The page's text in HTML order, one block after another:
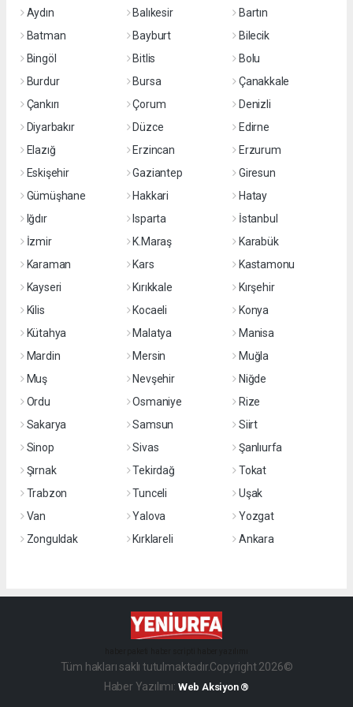
Aydın
Balıkesir
Bartın
Batman
Bayburt
Bilecik
Bingöl
Bitlis
Bolu
Burdur
Bursa
Çanakkale
Çankırı
Çorum
Denizli
Diyarbakır
Düzce
Edirne
Elazığ
Erzincan
Erzurum
Eskişehir
Gaziantep
Giresun
Gümüşhane
Hakkari
Hatay
Iğdır
Isparta
İstanbul
İzmir
K.Maraş
Karabük
Karaman
Kars
Kastamonu
Kayseri
Kırıkkale
Kırşehir
Kilis
Kocaeli
Konya
Kütahya
Malatya
Manisa
Mardin
Mersin
Muğla
Muş
Nevşehir
Niğde
Ordu
Osmaniye
Rize
Sakarya
Samsun
Siirt
Sinop
Sivas
Şanlıurfa
Şırnak
Tekirdağ
Tokat
Trabzon
Tunceli
Uşak
Van
Yalova
Yozgat
Zonguldak
Kırklareli Ankara
Tüm hakları saklı tutulmaktadır.Copyright 2026©
Haber Yazılımı: Web Aksiyon ®